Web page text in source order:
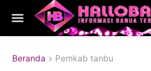
Beranda Pemkab tanbu